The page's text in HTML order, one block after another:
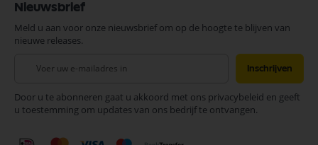
Nieuwsbrief
Meld u aan voor onze nieuwsbrief om op de hoogte te blijven van
nieuwe releases.
onze
nieuwsbrief
Inschrijven
Door u te abonneren gaat u akkoord met ons privacybeleid en geeft
u toestemming om updates van ons bedrijf te ontvangen.